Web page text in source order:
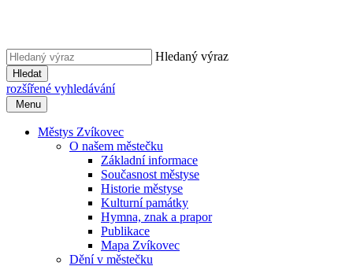
Hledaný výraz
Hledat
rozšířené vyhledávání
Menu
Městys Zvíkovec
O našem městečku
Základní informace
Současnost městyse
Historie městyse
Kulturní památky
Hymna, znak a prapor
Publikace
Mapa Zvíkovec
Dění v městečku